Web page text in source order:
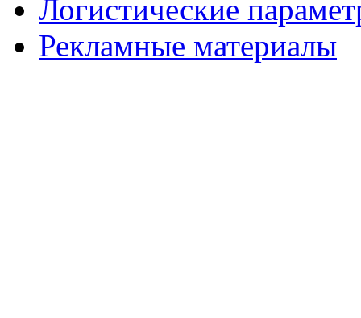
Логистические
Рекламные материалы